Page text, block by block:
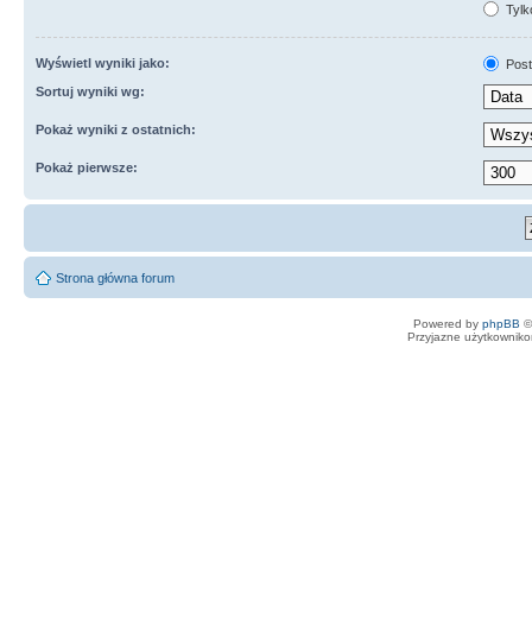
Wyświetl wyniki jako:
Sortuj wyniki wg:
Pokaż wyniki z ostatnich:
Pokaż pierwsze:
Strona główna forum
Powered by phpBB
Przyjazne